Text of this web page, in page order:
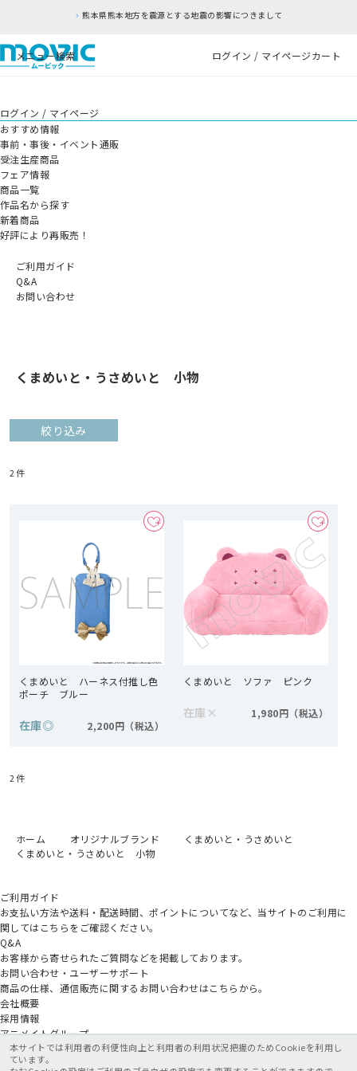
熊本県熊本地方を震源とする地震の影響につきまして
メニュー検索 ログイン / マイページカート
ログイン / マイページ
おすすめ情報
事前・事後・イベント通販
受注生産商品
フェア情報
商品一覧
作品名から探す
新着商品
好評により再販売！
ご利用ガイド
Q&A
お問い合わせ
くまめいと・うさめいと 小物
絞り込み
2件
くまめいと ハーネス付推し色
ポーチ ブルー
在庫◎ 2,200円
くまめいと ソファ ピンク
在庫 × 1,980円
2件
ホーム オリジナルブランド
くまめいと・うさめいと
くまめいと・うさめいと 小物
ご利用ガイド
お支払い方法や送料・配送時間、ポイントについてなど、当サイトのご利用に
関してはこちらをご確認ください。
Q&A
お客様から寄せられたご質問などを掲載しております。
お問い合わせ・ユーザーサポート
商品の仕様、通信販売に関するお問い合わせはこちらから。
会社概要
採用情報
アニメイトグループ
本サイトでは利用者の利便性向上と利用者の利用状況把握のためCookieを利用し
ています。